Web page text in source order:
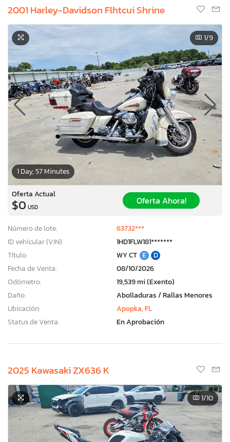
2001 Harley-Davidson Flhtcui Shrine
1 Day, 57 Minutes
1/9
Oferta Actual
$0 USD
Oferta Ahora!
Número de lote:
63732***
ID vehicular (VIN):
1HD1FLW181*******
Título:
WY CT E
D
Fecha de Venta:
08/10/2026
Odómetro:
19,539 mi (Exento)
Daño:
Abolladuras / Rallas Menores
Ubicación:
Apopka, FL
Status de Venta:
En Aprobación
2025 Kawasaki ZX636 K
1/10